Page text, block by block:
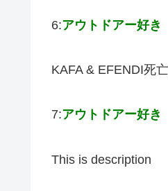
6:アウトドアー好き
KAFA & EFENDI死
7:アウトドアー好き
This is description